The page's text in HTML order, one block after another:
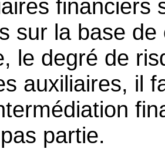
financiers
sur la base
le degré de
auxiliaires, il
partie.